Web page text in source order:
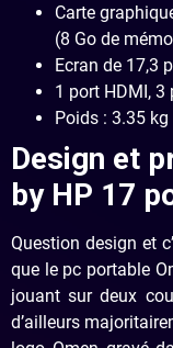
Carte
(8 Go de
Ecran de 17,3
1 port HDMI, 3
Poids : 3.35 kg
Design et
by HP 17
Question design et
que le pc portable
jouant sur deux
d’ailleurs